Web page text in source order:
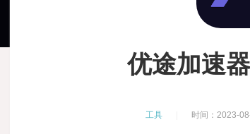
优途加速
工具 时间：2023-